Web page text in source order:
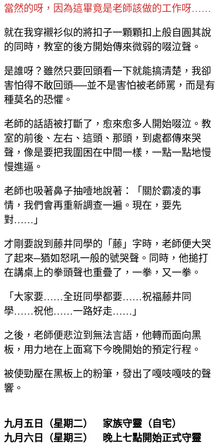
當然的呀，因為這畢竟是老師該做的工作呀……
就在我穿襯衫似的將扣子一顆顆扣上般自圓其說
的同時，教室的後方開始傳來微弱的啜泣聲。
是誰呀？雖然只要回頭看一下就能搞清楚，我卻
害怕得不敢回頭──並不是害怕被老師罵，而是有
種莫名的恐懼。
老師的話語被打斷了，愈來愈多人開始啜泣。教
室的前後、左右、這頭、那頭，到處都傳來哭
聲，像是要把我圍困在中間一樣，一點一點地慢
慢進逼。
老師也吸著鼻子抽噎地說著：「關於霸凌的事
情，我們會再重新調查一遍。現在，要先
對……」
才剛要說到藤井同學的「藤」字時，老師便大哭
了起來─猶如怒吼一般的號哭聲。同時，他搥打
在講桌上的拳頭聲也重疊了，一拳，又一拳。
「大家要……全班同學都要……祝福藤井同
學……祝他……一路好走……」
之後，老師便悲泣到無法言語，他轉而面向黑
板，用力地在上面寫下今晚開始的預定行程。
被使勁壓在黑板上的粉筆，發出了嘎吱嘎吱的聲
響。
九月五日（星期二） 家族守靈（自宅）
九月六日（星期三） 晚上七點開始正式守靈